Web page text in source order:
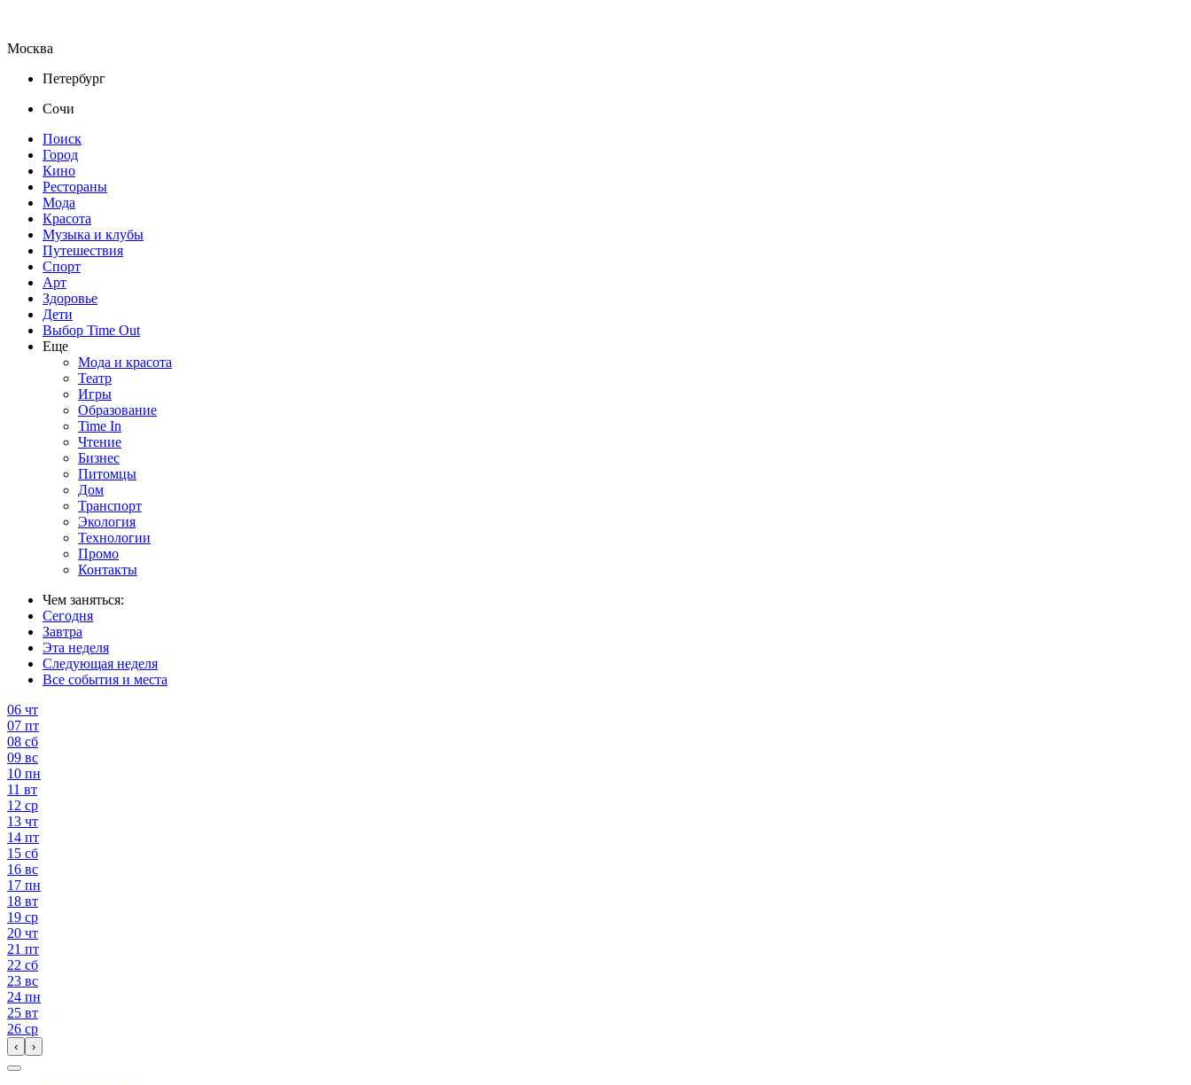
Москва
Петербург
Сочи
Поиск
Город
Кино
Рестораны
Мода
Красота
Музыка и клубы
Путешествия
Спорт
Арт
Здоровье
Дети
Выбор Time Out
Еще
Мода и красота
Театр
Игры
Образование
Time In
Чтение
Бизнес
Питомцы
Дом
Транспорт
Экология
Технологии
Промо
Контакты
Чем заняться:
Сегодня
Завтра
Эта неделя
Следующая неделя
Все события и места
06 чт
07 пт
08 сб
09 вс
10 пн
11 вт
12 ср
13 чт
14 пт
15 сб
16 вс
17 пн
18 вт
19 ср
20 чт
21 пт
22 сб
23 вс
24 пн
25 вт
26 ср
‹ ›